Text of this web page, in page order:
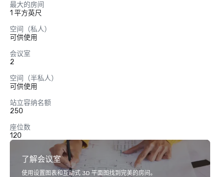
最大的房间
1 平方英尺
空间（私人）
可供使用
会议室
2
空间（半私人）
可供使用
站立容纳名额
250
座位数
120
了解会议室
使用设置图表和互动式 3D 平面图找到完美的房间。